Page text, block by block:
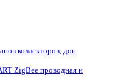
коллекторов, доп
ZigBee проводная и